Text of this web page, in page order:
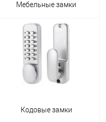
Мебельные замки
Кодовые замки